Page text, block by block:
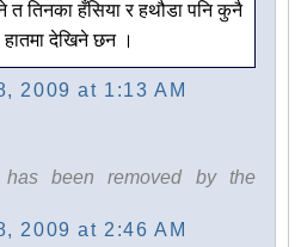
त तिनका हँसिया र हथौडा पनि कुनै
हातमा देखिने छन ।
2009 at 1:13 AM
has been removed by the
2009 at 2:46 AM